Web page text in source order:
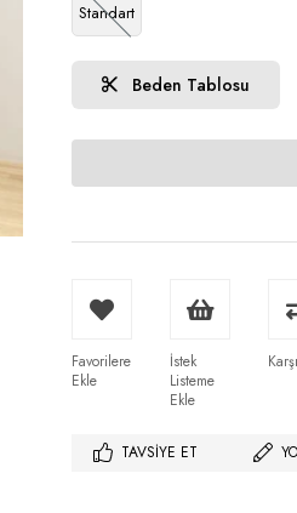
Standart
Beden Tablosu
Favorilere
Ekle
İstek
Listeme
Ekle
TAVSIYE ET